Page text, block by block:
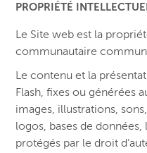
PROPRIÉTÉ
Le Site web est la
communautaire
Le contenu et la
Flash, fixes ou générées
images, illustrations,
logos, bases de
protégés par le droit